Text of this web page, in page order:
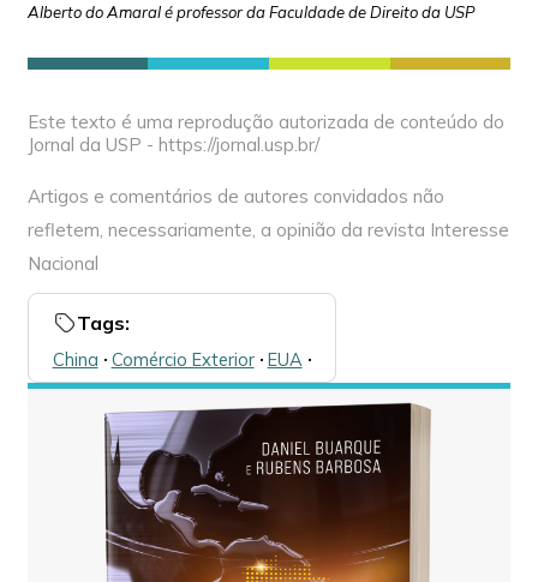
Alberto do Amaral é professor da Faculdade de Direito da USP
Este texto é uma reprodução autorizada de conteúdo do
Jornal da USP - https://jornal.usp.br/
Artigos e comentários de autores convidados não
refletem, necessariamente, a opinião da revista Interesse
Nacional
Tags:
China 🞌 Comércio Exterior🞌 EUA🞌